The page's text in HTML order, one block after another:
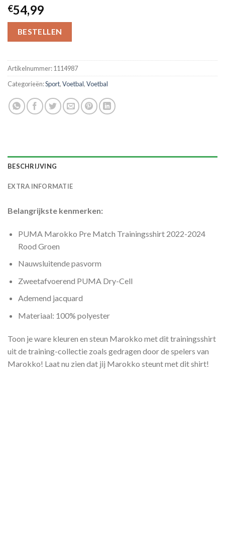
€54,99
BESTELLEN
Artikelnummer:1114987
Categorieën:Sport,Voetbal,Voetbal
BESCHRIJVING
EXTRA INFORMATIE
Belangrijkste kenmerken:
PUMA Marokko Pre Match Trainingsshirt 2022-2024
Rood Groen
Nauwsluitende pasvorm
Zweetafvoerend PUMA Dry-Cell
Ademend jacquard
Materiaal: 100% polyester
Toon je ware kleuren en steun Marokko met dit trainingsshirt
uit de training-collectie zoals gedragen door de spelers van
Marokko! Laat nu zien dat jij Marokko steunt met dit shirt!